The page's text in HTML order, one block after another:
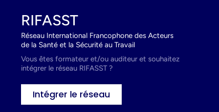
RIFASST
Réseau International Francophone des Acteurs
de la Santé et la Sécurité au Travail
Vous êtes formateur et/ou auditeur et souhaitez
intégrer le réseau RIFASST ?
Intégrer le réseau